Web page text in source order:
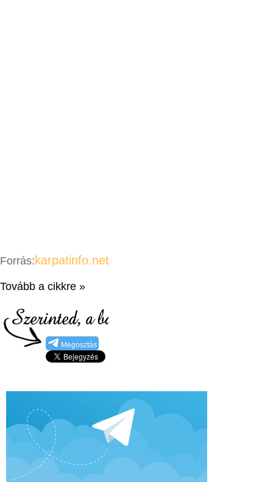
Forrás: karpatinfo.net
Tovább a cikkre »
Megosztás